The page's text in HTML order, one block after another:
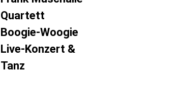
Quartett
Boogie-Woogie
Live-Konzert &
Tanz